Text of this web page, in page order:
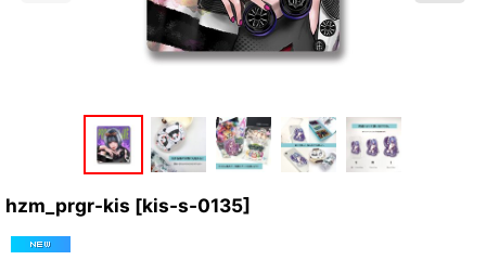
hzm_prgr-kis [kis-s-0135]